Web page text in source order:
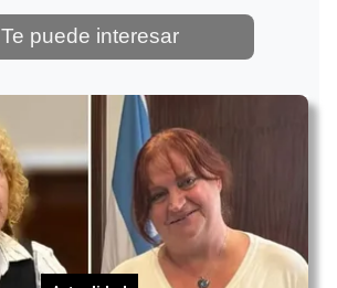
Te puede interesar